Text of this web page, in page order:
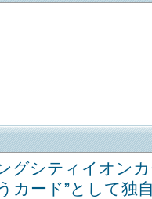
グシティイオン
カード”として独